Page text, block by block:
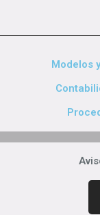
Modelos